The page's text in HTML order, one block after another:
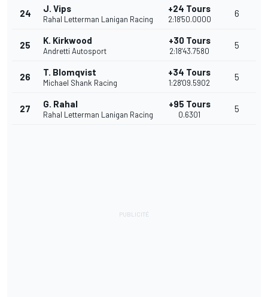
24 J. Vips
Rahal Letterman Lanigan Racing
+24 Tours
2:18'50.0000
6
25 K. Kirkwood
Andretti Autosport
+30 Tours
2:18'43.7580
5
26 T. Blomqvist
Michael Shank Racing
+34 Tours
1:28'09.5902
5
27 G. Rahal
Rahal Letterman Lanigan Racing
+95 Tours
0.6301
5